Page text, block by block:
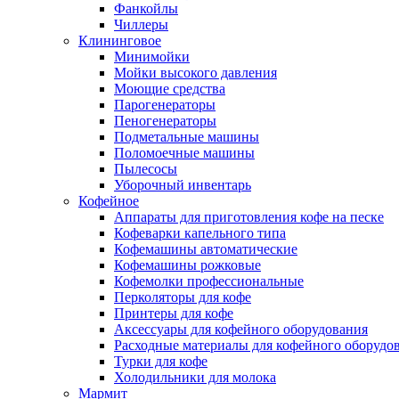
Фанкойлы
Чиллеры
Клининговое
Минимойки
Мойки высокого давления
Моющие средства
Парогенераторы
Пеногенераторы
Подметальные машины
Поломоечные машины
Пылесосы
Уборочный инвентарь
Кофейное
Аппараты для приготовления кофе на песке
Кофеварки капельного типа
Кофемашины автоматические
Кофемашины рожковые
Кофемолки профессиональные
Перколяторы для кофе
Принтеры для кофе
Аксессуары для кофейного оборудования
Расходные материалы для кофейного
Турки для кофе
Холодильники для молока
Мармит